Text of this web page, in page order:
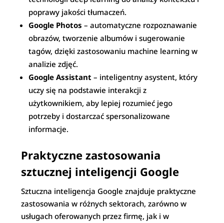
poprawy jakości tłumaczeń.
Google Photos – automatyczne rozpoznawanie
obrazów, tworzenie albumów i sugerowanie
tagów, dzięki zastosowaniu machine learning w
analizie zdjęć.
Google Assistant – inteligentny asystent, który
uczy się na podstawie interakcji z
użytkownikiem, aby lepiej rozumieć jego
potrzeby i dostarczać spersonalizowane
informacje.
Praktyczne zastosowania
sztucznej inteligencji Google
Sztuczna inteligencja Google znajduje praktyczne
zastosowania w różnych sektorach, zarówno w
usługach oferowanych przez firmę, jak i w